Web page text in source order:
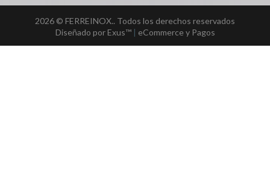
2026 © FERREINOX.. Todos los derechos reservados
Diseñado por Exus™| eCommerce y Pagos